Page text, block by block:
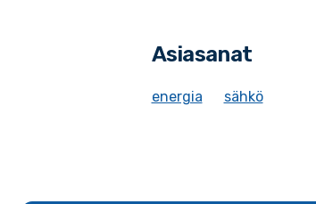
Asiasanat
energia sähkö